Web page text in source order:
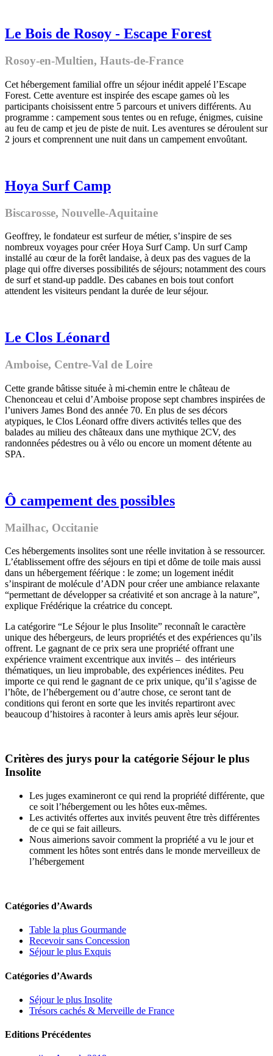
Le Bois de Rosoy - Escape Forest
Rosoy-en-Multien, Hauts-de-France
Cet hébergement familial offre un séjour inédit appelé l’Escape
Forest. Cette aventure est inspirée des escape games où les
participants choisissent entre 5 parcours et univers différents. Au
programme : campement sous tentes ou en refuge, énigmes, cuisine
au feu de camp et jeu de piste de nuit. Les aventures se déroulent sur
2 jours et comprennent une nuit dans un campement envoûtant.
Hoya Surf Camp
Biscarosse, Nouvelle-Aquitaine
Geoffrey, le fondateur est surfeur de métier, s’inspire de ses
nombreux voyages pour créer Hoya Surf Camp. Un surf Camp
installé au cœur de la forêt landaise, à deux pas des vagues de la
plage qui offre diverses possibilités de séjours; notamment des cours
de surf et stand-up paddle. Des cabanes en bois tout confort
attendent les visiteurs pendant la durée de leur séjour.
Le Clos Léonard
Amboise, Centre-Val de Loire
Cette grande bâtisse située à mi-chemin entre le château de
Chenonceau et celui d’Amboise propose sept chambres inspirées de
l’univers James Bond des année 70. En plus de ses décors
atypiques, le Clos Léonard offre divers activités telles que des
balades au milieu des châteaux dans une mythique 2CV, des
randonnées pédestres ou à vélo ou encore un moment détente au
SPA.
Ô campement des possibles
Mailhac, Occitanie
Ces hébergements insolites sont une réelle invitation à se ressourcer.
L’établissement offre des séjours en tipi et dôme de toile mais aussi
dans un hébergement féérique : le zome; un logement inédit
s’inspirant de molécule d’ADN pour créer une ambiance relaxante
“permettant de développer sa créativité et son ancrage à la nature”,
explique Frédérique la créatrice du concept.
La catégorire “Le Séjour le plus Insolite” reconnaît le caractère
unique des hébergeurs, de leurs propriétés et des expériences qu’ils
offrent. Le gagnant de ce prix sera une propriété offrant une
expérience vraiment excentrique aux invités – des intérieurs
thématiques, un lieu improbable, des expériences inédites. Peu
importe ce qui rend le gagnant de ce prix unique, qu’il s’agisse de
l’hôte, de l’hébergement ou d’autre chose, ce seront tant de
conditions qui feront en sorte que les invités repartiront avec
beaucoup d’histoires à raconter à leurs amis après leur séjour.
Critères des jurys pour la catégorie Séjour le plus
Insolite
Les juges examineront ce qui rend la propriété différente, que
ce soit l’hébergement ou les hôtes eux-mêmes.
Les activités offertes aux invités peuvent être très différentes
de ce qui se fait ailleurs.
Nous aimerions savoir comment la propriété a vu le jour et
comment les hôtes sont entrés dans le monde merveilleux de
l’hébergement
Catégories d’Awards
Table la plus Gourmande
Recevoir sans Concession
Séjour le plus Exquis
Catégories d’Awards
Séjour le plus Insolite
Trésors cachés & Merveille de France
Editions Précédentes